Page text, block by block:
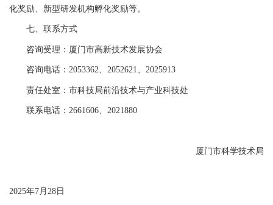
化奖励、新型研发机构孵化奖励等。
七、联系方式
咨询受理：厦门市高新技术发展协会
咨询电话：2053362、2052621、2025913
责任处室：市科技局前沿技术与产业科技处
联系电话：2661606、2021880
厦门市科学技术局
2025年7月28日